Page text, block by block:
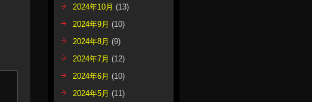
2024年10月 (13)
2024年9月 (10)
2024年8月 (9)
2024年7月 (12)
2024年6月 (10)
2024年5月 (11)